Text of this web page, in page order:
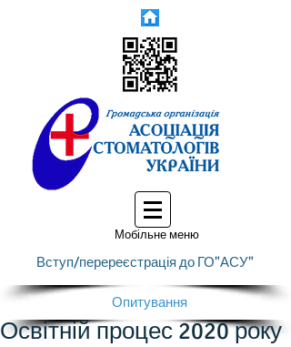
Мобільне меню
Вступ/перереєстрація до ГО"АСУ"
Опитування
Освітній процес 2020 року